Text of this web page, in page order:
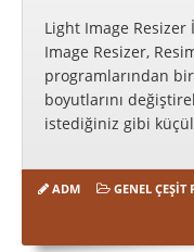
Light Image
Image Resizer,
programlarından
boyutlarını
istediğiniz gibi
ADM GENEL ÇEŞIT